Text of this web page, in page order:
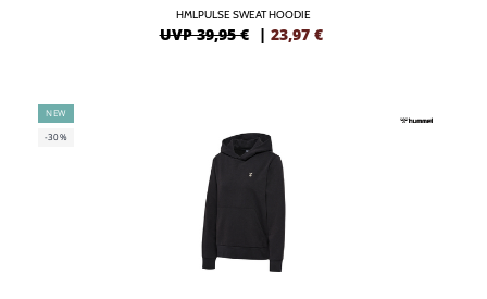
HMLPULSE SWEAT HOODIE
UVP 39,95 € | 23,97 €
NEW
-30%